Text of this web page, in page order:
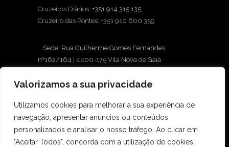
Valorizamos a sua privacidade
Utilizamos cookies para melhorar a sua experiência de
navegação, apresentar anúncios ou conteúdos
personalizados e analisar o nosso tráfego. Ao clicar em
"Aceitar Todos", concorda com a utilização de cookies.
Cruzeiros Diários: +351 914 315 135
Cruzeiro das Pontes: +351 910 600 359
Sede: Rua Guilherme Gomes Fernandes
nº162/164 | 4400-175 Vila Nova de Gaia
Nova de Gaia
INFORMAÇÕES
Ética e Compliance
Condições Gerais
Politica de privacidade